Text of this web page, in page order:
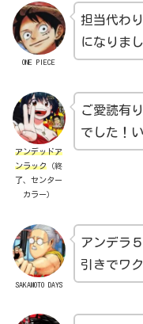
ONE PIECE
担当代わ
になりま
アンデッドア
ンラック （終
了、センター
カラー）
ご愛読有
でした！
SAKAMOTO DAYS
アンデラ
引きでワ